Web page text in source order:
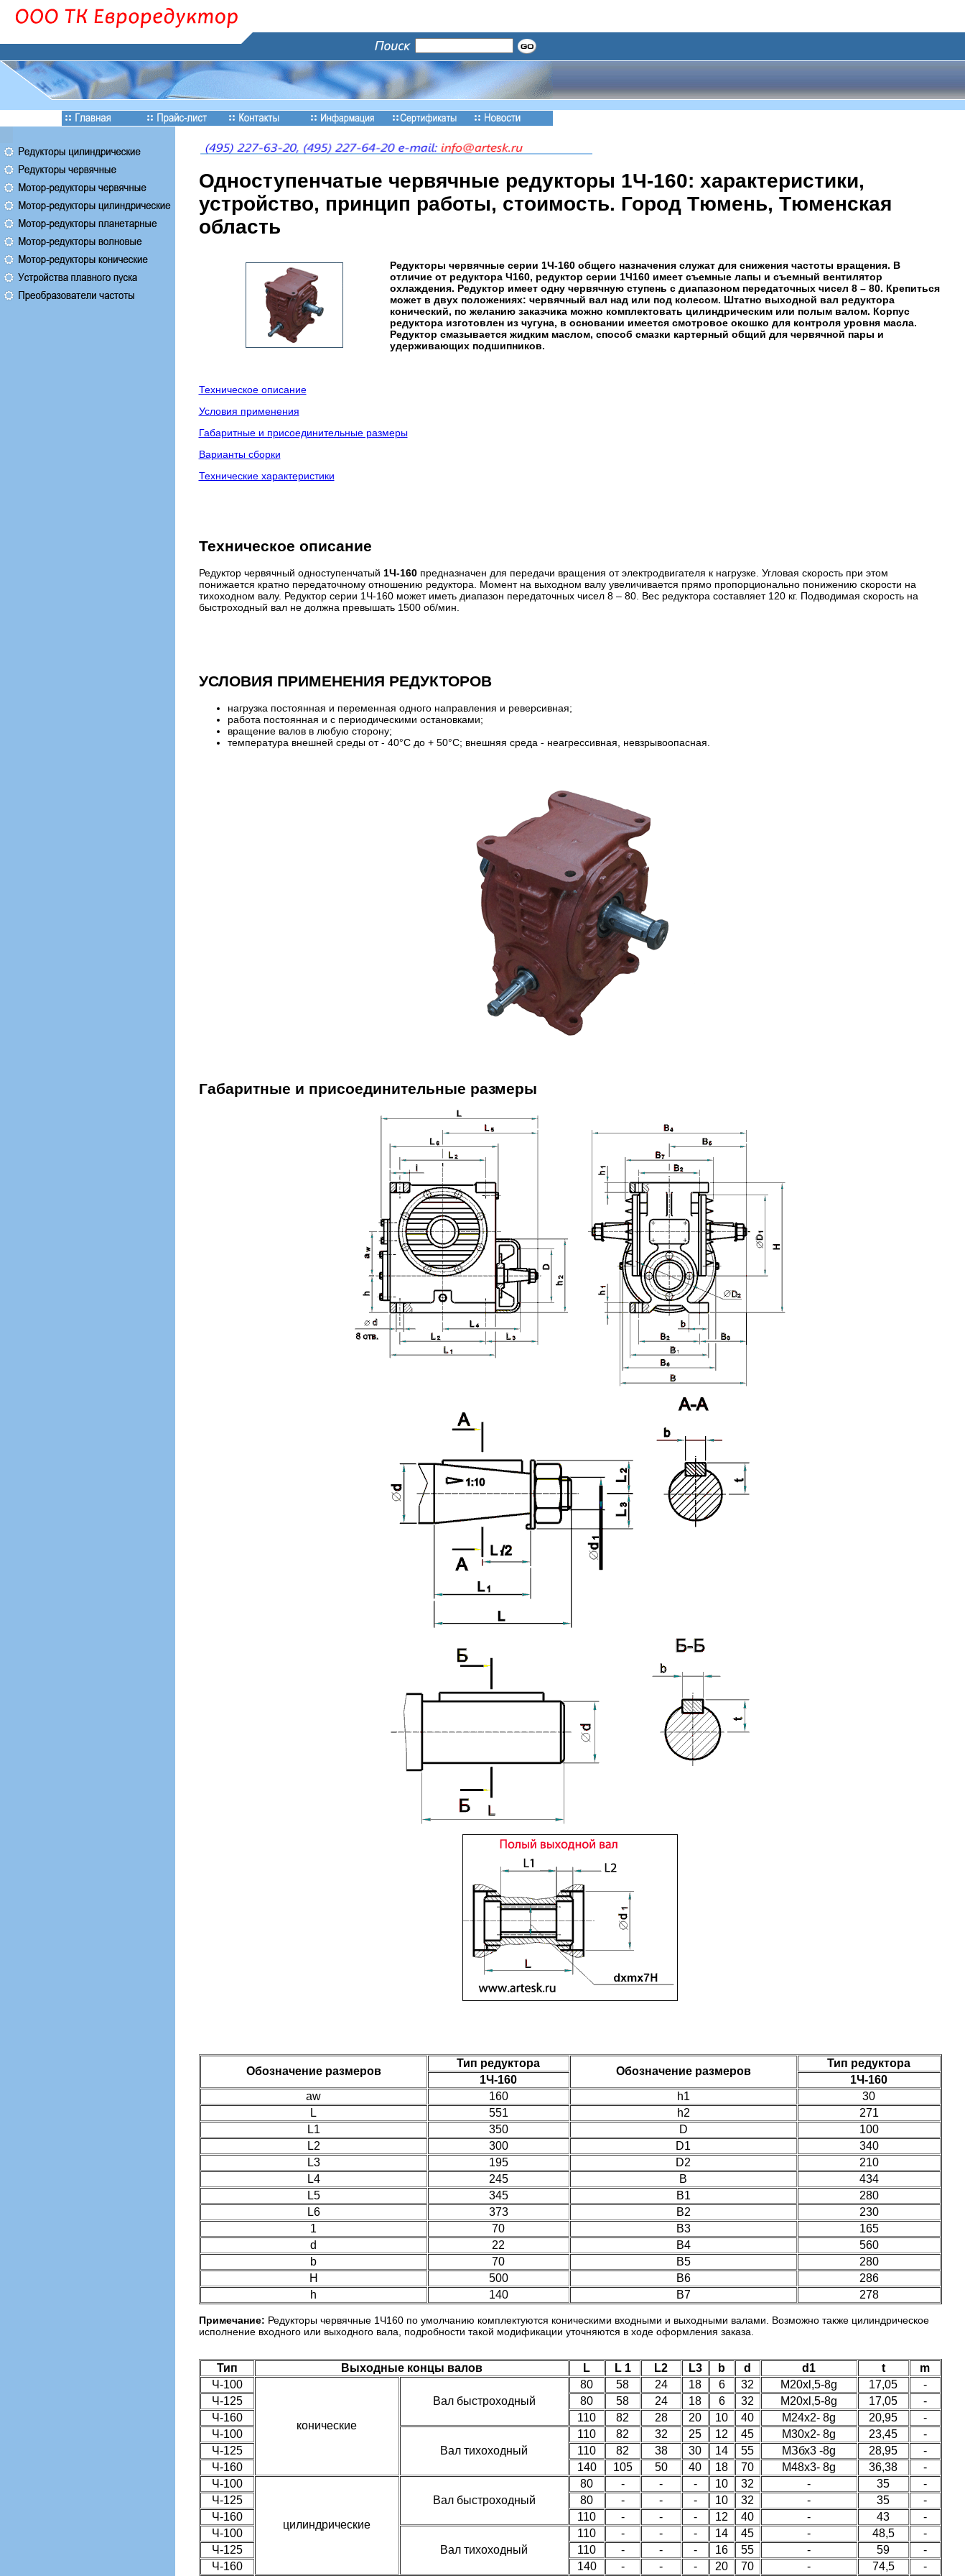
Одноступенчатые червячные редукторы 1Ч-160: характеристики,
устройство, принцип работы, стоимость. Город Тюмень, Тюменская
область
Редукторы червячные серии 1Ч-160 общего назначения служат для снижения частоты вращения. В
отличие от редуктора Ч160, редуктор серии 1Ч160 имеет съемные лапы и съемный вентилятор
охлаждения. Редуктор имеет одну червячную ступень с диапазоном передаточных чисел 8 – 80. Крепиться
может в двух положениях: червячный вал над или под колесом. Штатно выходной вал редуктора
конический, по желанию заказчика можно комплектовать цилиндрическим или полым валом. Корпус
редуктора изготовлен из чугуна, в основании имеется смотровое окошко для контроля уровня масла.
Редуктор смазывается жидким маслом, способ смазки картерный общий для червячной пары и
удерживающих подшипников.
Техническое описание
Условия применения
Габаритные и присоединительные размеры
Варианты сборки
Технические характеристики
Техническое описание
Редуктор червячный одноступенчатый 1Ч-160 предназначен для передачи вращения от электродвигателя к нагрузке. Угловая скорость при этом
понижается кратно передаточному отношению редуктора. Момент на выходном валу увеличивается прямо пропорционально понижению скорости на
тихоходном валу. Редуктор серии 1Ч-160 может иметь диапазон передаточных чисел 8 – 80. Вес редуктора составляет 120 кг. Подводимая скорость на
быстроходный вал не должна превышать 1500 об/мин.
УСЛОВИЯ ПРИМЕНЕНИЯ РЕДУКТОРОВ
нагрузка постоянная и переменная одного направления и реверсивная;
работа постоянная и с периодическими остановками;
вращение валов в любую сторону;
температура внешней среды от - 40°С до + 50°С; внешняя среда - неагрессивная, невзрывоопасная.
Габаритные и присоединительные размеры
Обозначение размеров
Тип редуктора
Обозначение размеров
Тип редуктора
1Ч-160
1Ч-160
aw
160 h1
30
L
551 h2
271
L1
350 D
100
L2
300 D1
340
L3
195 D2
210
L4
245 B
434
L5
345 B1
280
L6
373 B2
230
1
70 В3
165
d
22 В4
560
b
70 B5
280
Н
500 В6
286
h
140 В7 278
Примечание: Редукторы червячные 1Ч160 по умолчанию комплектуются коническими входными и выходными валами. Возможно также цилиндрическое
исполнение входного или выходного вала, подробности такой модификации уточняются в ходе оформления заказа.
Тип Выходные концы валов L L 1 L2 L3 b d d1 t
m
Ч-100
конические
Вал быстроходный
80 58 24 18 6 32 M20xl,5-8g 17,05
-
Ч-125
80 58 24 18 6 32 M20xl,5-8g 17,05
-
Ч-160
110 82 28 20 10 40 M24x2- 8g 20,95
-
Ч-100
Вал тихоходный
110 82 32 25 12 45 М30х2- 8g 23,45
-
Ч-125
110 82 38 30 14 55 МЗбх3 -8g 28,95
-
Ч-160
140 105 50 40 18 70 М48х3- 8g 36,38
-
Ч-100
цилиндрические
Вал быстроходный
80 - - - 10 32 - 35
-
Ч-125
80 - - - 10 32 - 35
-
Ч-160
110 - - - 12 40 - 43
-
Ч-100
Вал тихоходный
110 - - - 14 45 - 48,5
-
Ч-125
110 - - - 16 55 - 59
-
Ч-160
140 - - - 20 70 - 74,5 -